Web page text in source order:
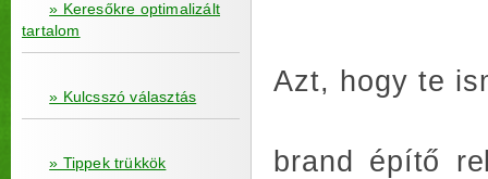
» Keresőkre optimalizált
tartalom
» Kulcsszó választás
» Tippek trükkök
Azt, hogy te
brand építő